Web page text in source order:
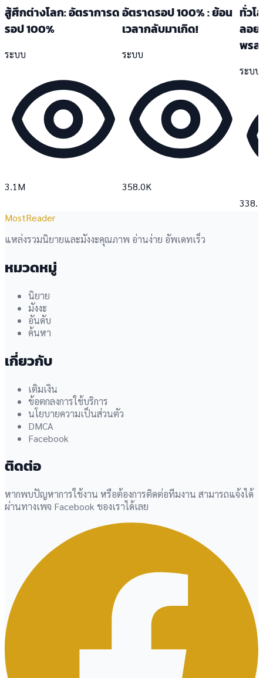
สู้ศึกต่างโลก: อัตราการด
รอป 100%
ระบบ
3.1M
อัตราดรอป 100% : ย้อน
เวลากลับมาเกิด!
ระบบ
358.0K
ทั่วโ
ลอย
พรส
ระบบ
MostReader
แหล่งรวมนิยายและมังงะคุณภาพ อ่านง่าย อัพเดทเร็ว
หมวดหมู่
นิยาย
มังงะ
อันดับ
ค้นหา
เกี่ยวกับ
เติมเงิน
ข้อตกลงการใช้บริการ
นโยบายความเป็นส่วนตัว
DMCA
Facebook
ติดต่อ
หากพบปัญหาการใช้งาน หรือต้องการติดต่อทีมงาน สามารถแจ้งได้
ผ่านทางเพจ Facebook ของเราได้เลย